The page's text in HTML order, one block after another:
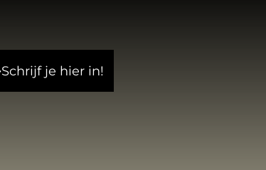
Schrijf je hier in!